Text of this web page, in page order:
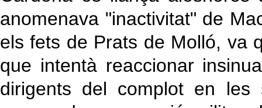
anomenava "inactivitat" de
els fets de Prats de Molló, va
que intentà reaccionar
dirigents del complot en